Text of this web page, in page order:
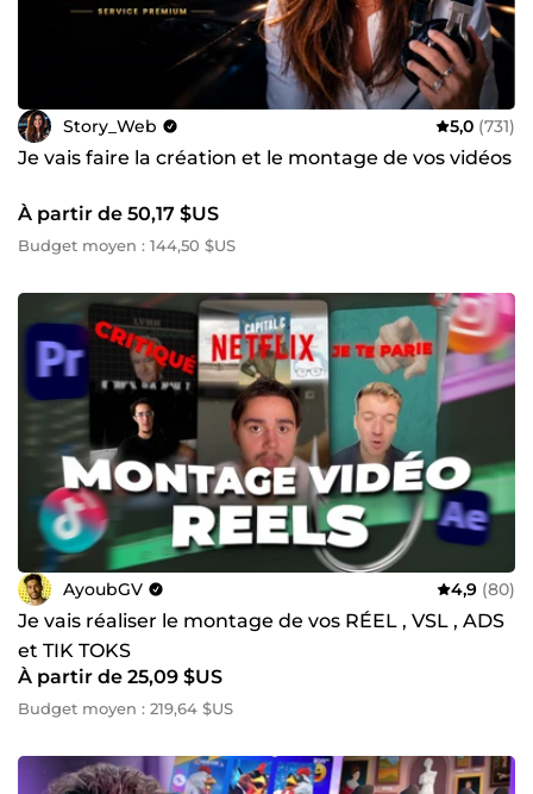
Story_Web 5,0 (731)
Je vais faire la création et le montage de vos vidéos
À partir de 50,17 $US
Budget moyen : 144,50 $US
AyoubGV 4,9 (80)
Je vais réaliser le montage de vos RÉEL , VSL , ADS
et TIK TOKS
À partir de 25,09 $US
Budget moyen : 219,64 $US